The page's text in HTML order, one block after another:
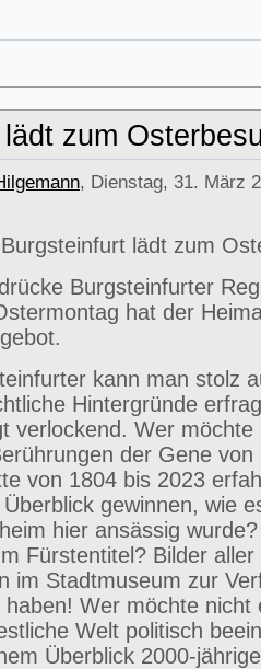
zum
, Dienstag, 31. März
lädt zum
Burgsteinfurter
hat der
kann man stolz
Hintergründe
verlockend. Wer möchte
der Gene von
von 1804 bis 2023
gewinnen, wie
hier ansässig
Fürstentitel? Bilder
im Stadtmuseum zur
Wer möchte nicht
Welt politisch
Überblick 2000-